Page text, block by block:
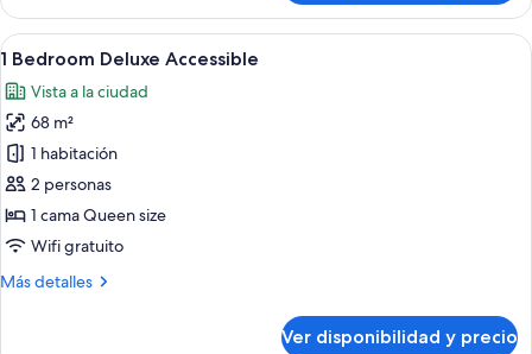
Bedroom
Sky
Deluxe
Ver
todas
las
fotos
de
1
Bedroom
Deluxe
Accessible
Una sala moderna con un sofá azul,
15
1 Bedroom Deluxe Accessible
Vista a la ciudad
68 m²
1 habitación
2 personas
1 cama Queen size
Wifi gratuito
Más detalles
Más
Ver disponibilidad y precio